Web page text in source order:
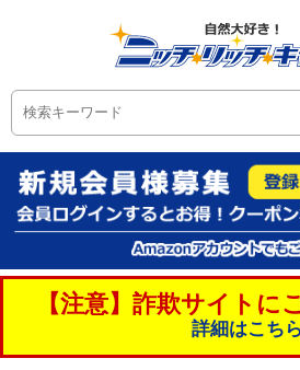
【注意】詐欺サイトに
詳細はこちら